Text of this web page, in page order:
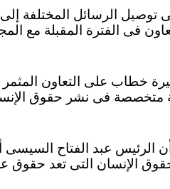
توصيل الرسائل المختلفة
فى الفترة المقبلة مع
خطاب على التعاون المثمر
متخصصة فى نشر حقوق
عبد الفتاح السيسى
الإنسان التى تعد حقوق